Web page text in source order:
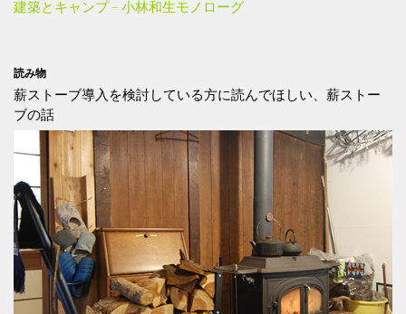
建築とキャンプ – 小林和生モノローグ
読み物
薪ストーブ導入を検討している方に読んでほしい、薪ストー
ブの話